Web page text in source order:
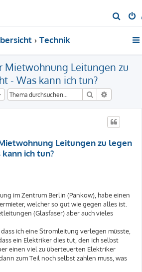
u
e
Technik
Mietwohnung Leitungen zu
- Was kann ich tun?
Suche
Leitungen zu legen
ich tun?
im Zentrum Berlin (Pankow), habe einen
welcher so gut wie gegen alles ist.
(Glasfaser) aber auch vieles
ich eine Stromleitung verlegen müsste,
ein Elektriker dies tut, den ich selbst
einen viel zu überteuerten Elektriker
zum Teil noch selbst zahlen muss, was